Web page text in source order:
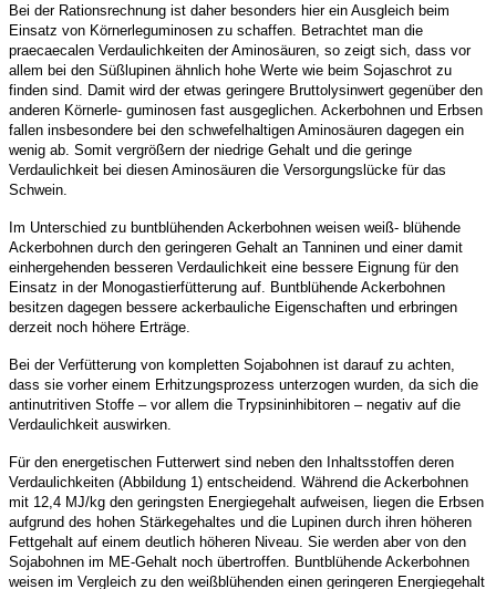
Bei der Rationsrechnung ist daher besonders hier ein Ausgleich beim
Einsatz von Körnerleguminosen zu schaffen. Betrachtet man die
praecaecalen Verdaulichkeiten der Aminosäuren, so zeigt sich, dass vor
allem bei den Süßlupinen ähnlich hohe Werte wie beim Sojaschrot zu
finden sind. Damit wird der etwas geringere Bruttolysinwert gegenüber den
anderen Körnerle- guminosen fast ausgeglichen. Ackerbohnen und Erbsen
fallen insbesondere bei den schwefelhaltigen Aminosäuren dagegen ein
wenig ab. Somit vergrößern der niedrige Gehalt und die geringe
Verdaulichkeit bei diesen Aminosäuren die Versorgungslücke für das
Schwein.
Im Unterschied zu buntblühenden Ackerbohnen weisen weiß- blühende
Ackerbohnen durch den geringeren Gehalt an Tanninen und einer damit
einhergehenden besseren Verdaulichkeit eine bessere Eignung für den
Einsatz in der Monogastierfütterung auf. Buntblühende Ackerbohnen
besitzen dagegen bessere ackerbauliche Eigenschaften und erbringen
derzeit noch höhere Erträge.
Bei der Verfütterung von kompletten Sojabohnen ist darauf zu achten,
dass sie vorher einem Erhitzungsprozess unterzogen wurden, da sich die
antinutritiven Stoffe – vor allem die Trypsininhibitoren – negativ auf die
Verdaulichkeit auswirken.
Für den energetischen Futterwert sind neben den Inhaltsstoffen deren
Verdaulichkeiten (Abbildung 1) entscheidend. Während die Ackerbohnen
mit 12,4 MJ/kg den geringsten Energiegehalt aufweisen, liegen die Erbsen
aufgrund des hohen Stärkegehaltes und die Lupinen durch ihren höheren
Fettgehalt auf einem deutlich höheren Niveau. Sie werden aber von den
Sojabohnen im ME-Gehalt noch übertroffen. Buntblühende Ackerbohnen
weisen im Vergleich zu den weißblühenden einen geringeren Energiegehalt